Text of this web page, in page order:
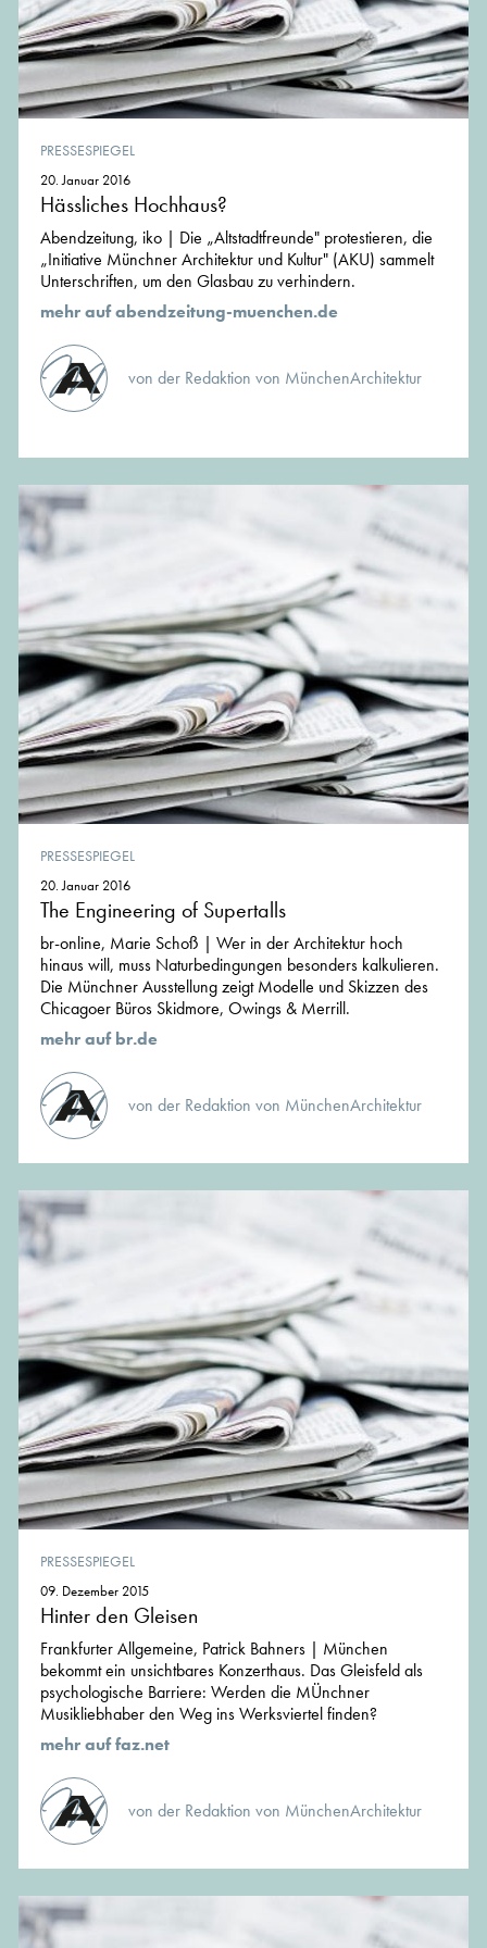
PRESSESPIEGEL
20. Januar 2016
Hässliches Hochhaus?
Abendzeitung, iko | Die „Altstadtfreunde" protestieren, die
„Initiative Münchner Architektur und Kultur" (AKU) sammelt
Unterschriften, um den Glasbau zu verhindern.
mehr auf abendzeitung-muenchen.de
von der Redaktion von MünchenArchitektur
PRESSESPIEGEL
20. Januar 2016
The Engineering of Supertalls
br-online, Marie Schoß | Wer in der Architektur hoch
hinaus will, muss Naturbedingungen besonders kalkulieren.
Die Münchner Ausstellung zeigt Modelle und Skizzen des
Chicagoer Büros Skidmore, Owings & Merrill.
mehr auf br.de
von der Redaktion von MünchenArchitektur
PRESSESPIEGEL
09. Dezember 2015
Hinter den Gleisen
Frankfurter Allgemeine, Patrick Bahners | München
bekommt ein unsichtbares Konzerthaus. Das Gleisfeld als
psychologische Barriere: Werden die MÜnchner
Musikliebhaber den Weg ins Werksviertel finden?
mehr auf faz.net
von der Redaktion von MünchenArchitektur